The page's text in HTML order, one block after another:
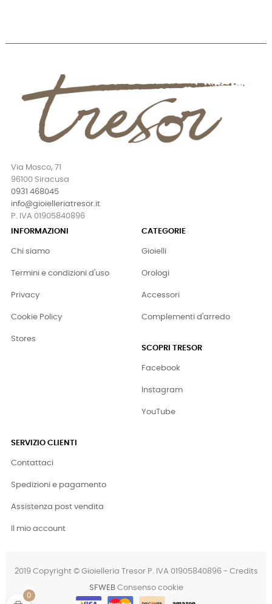
Via Mosco, 71
96100 Siracusa
0931 468045
info@gioielleriatresor.it
P. IVA 01905840896
INFORMAZIONI
Chi siamo
Termini e condizioni d'uso
Privacy
Cookie Policy
Stores
CATEGORIE
Gioielli
Orologi
Accessori
Complementi d'arredo
SCOPRI TRESOR
Facebook
Instagram
YouTube
SERVIZIO CLIENTI
Contattaci
Spedizioni e pagamento
Assistenza post vendita
Il mio account
2019 Copyright © Gioielleria Tresor P. IVA 01905840896 - Credits
SFWEB Consenso cookie
0